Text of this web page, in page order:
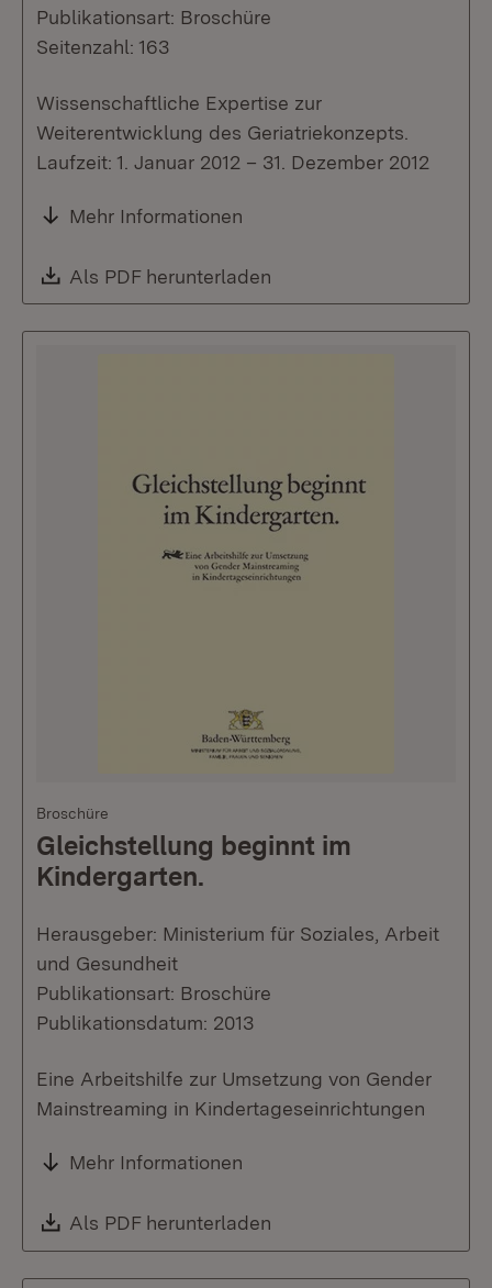
Publikationsart: Broschüre
Seitenzahl: 163
Wissenschaftliche Expertise zur
Weiterentwicklung des Geriatriekonzepts.
Laufzeit: 1. Januar 2012 – 31. Dezember 2012
Mehr Informationen
Download:
Als PDF herunterladen
Broschüre
Gleichstellung beginnt im
Kindergarten.
Herausgeber: Ministerium für Soziales, Arbeit
und Gesundheit
Publikationsart: Broschüre
Publikationsdatum: 2013
Eine Arbeitshilfe zur Umsetzung von Gender
Mainstreaming in Kindertageseinrichtungen
Mehr Informationen
Download:
Als PDF herunterladen